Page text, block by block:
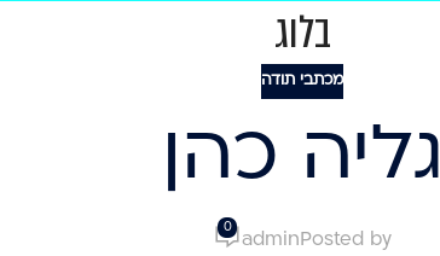
בלוג
מכתבי תודה
גליה כהן
Posted by
admin
0